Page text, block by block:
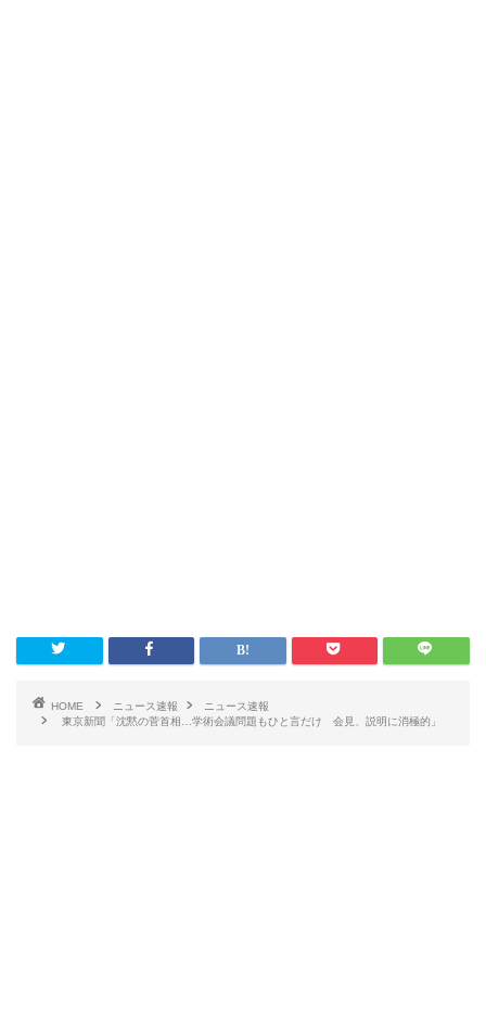
HOME ニュース速報
ニュース速報
東京新聞「沈黙の菅首相…学術会議問題もひと言だけ 会見、説明に消極的」